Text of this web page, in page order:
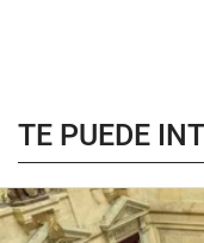
TE PUEDE